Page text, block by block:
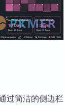
过简洁的侧边栏